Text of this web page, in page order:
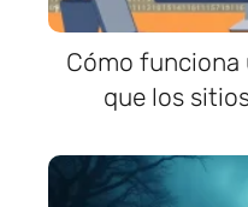
Cómo funciona
que los